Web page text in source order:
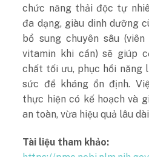
chức năng thải độc tự
đa dạng, giàu dinh dưỡng
bổ sung chuyên sâu
vitamin khi cần) sẽ giúp
chất tối ưu, phục hồi năng
sức đề kháng ổn định.
thực hiện có kế hoạch và
an toàn, vừa hiệu quả lâu
Tài liệu tham khảo: